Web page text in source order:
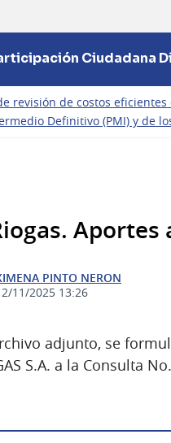
Ciudadana
revisión de costos
Definitivo (PMI) y de
Aportes
PINTO NERON
11/2025 13:26
adjunto, se
S.A. a la Consulta